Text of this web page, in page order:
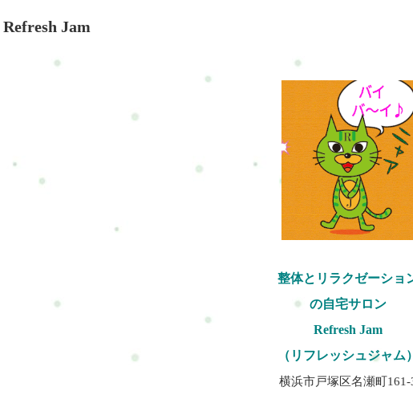
Refresh Jam
整体とリラクゼーショ
の自宅サロン
Refresh Jam
（リフレッシュジャム）
横浜市戸塚区名瀬町161-